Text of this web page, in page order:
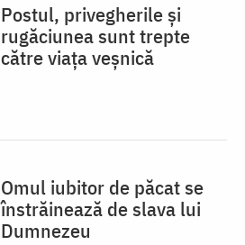
Postul, privegherile și
rugăciunea sunt trepte
către viața veșnică
Omul iubitor de păcat se
înstrăinează de slava lui
Dumnezeu